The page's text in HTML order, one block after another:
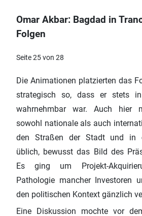
Omar Akbar: Bagdad in
Folgen
Seite 25 von 28
Die Animationen platzierten das
strategisch so, dass er stets in
wahrnehmbar war. Auch hier
sowohl nationale als auch
den Straßen der Stadt und in
üblich, bewusst das Bild des
Es ging um Projekt-
Pathologie mancher Investoren
den politischen Kontext gänzlich
Eine Diskussion mochte vor